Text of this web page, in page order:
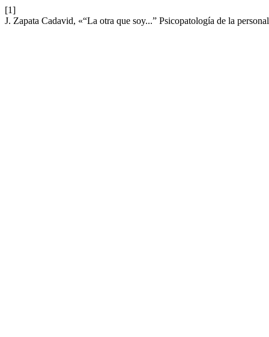
[1]
J. Zapata Cadavid, «“La otra que soy...” Psicopatología de la